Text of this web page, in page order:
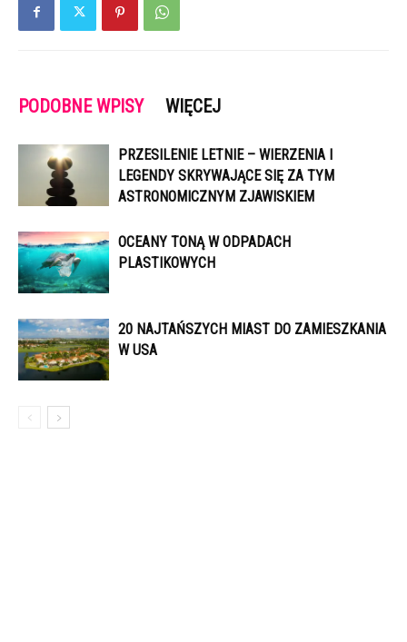
PODOBNE WPISY WIĘCEJ
PRZESILENIE LETNIE – WIERZENIA I
LEGENDY SKRYWAJĄCE SIĘ ZA TYM
ASTRONOMICZNYM ZJAWISKIEM
OCEANY TONĄ W ODPADACH
PLASTIKOWYCH
20 NAJTAŃSZYCH MIAST DO ZAMIESZKANIA
W USA